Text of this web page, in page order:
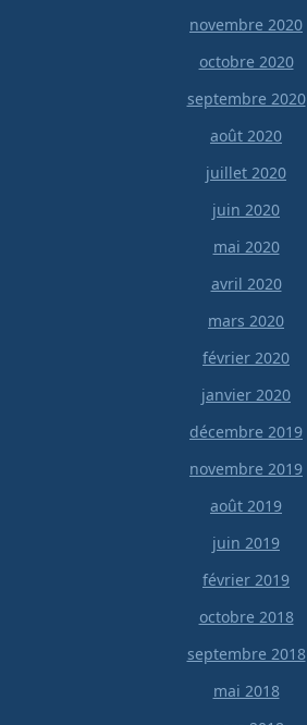
novembre 2020
octobre 2020
septembre 2020
août 2020
juillet 2020
juin 2020
mai 2020
avril 2020
mars 2020
février 2020
janvier 2020
décembre 2019
novembre 2019
août 2019
juin 2019
février 2019
octobre 2018
septembre 2018
mai 2018